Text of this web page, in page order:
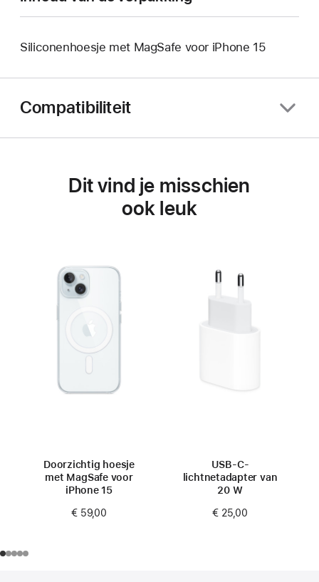
Siliconenhoesje met MagSafe voor iPhone 15
Compatibiliteit
Dit vind je misschien
ook leuk
Doorzichtig hoesje
met MagSafe voor
iPhone 15
€ 59,00
USB‑C-
lichtnetadapter van
20 W
€ 25,00